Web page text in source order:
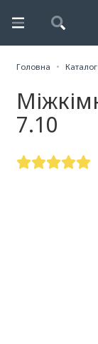
Головна
7.10